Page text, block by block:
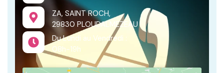
ZA, SAINT ROCH,
29830 PLOUDALMEZEAU
Du Lundi au Vendredi :
08h-19h